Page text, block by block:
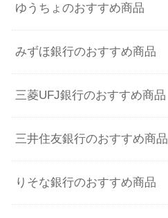
ゆうちょのおすすめ商品
みずほ銀行のおすすめ商品
三菱UFJ銀行のおすすめ商品
三井住友銀行のおすすめ商品
りそな銀行のおすすめ商品